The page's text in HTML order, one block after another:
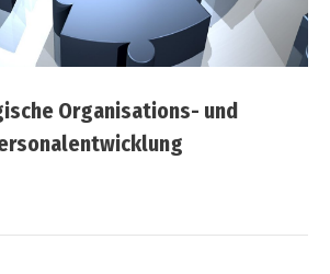
Organisations- und